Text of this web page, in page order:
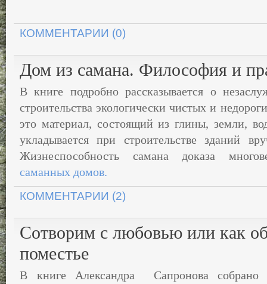
КОММЕНТАРИИ (0)
Дом из самана. Философия и
В книге подробно рассказывается о
строительства экологически чистых и
это материал, состоящий из глины, земли,
укладывается при строительстве зданий
Жизнеспособность самана доказа
саманных домов.
КОММЕНТАРИИ (2)
Сотворим с любовью или как
поместье
В книге Александра Сапронова собрано